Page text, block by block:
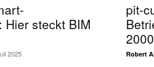
Hier steckt BIM
2025
pit-
2000
Robert